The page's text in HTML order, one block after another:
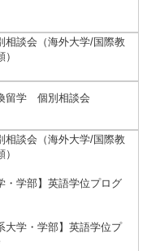
相談会（海外大学/国際教
換留学 個別相談会
相談会（海外大学/国際教
学部】英語学位プログ
学・学部】英語学位プ